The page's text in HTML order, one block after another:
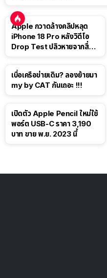
Apple กวาดล้างคลิปหลุด
iPhone 18 Pro หลังวิดีโอ
Drop Test ปลิวหายจากสื่อ
เบื่อเครือข่ายเดิม? ลองย้ายมา
my by CAT กันเถอะ !!!
เปิดตัว Apple Pencil ใหม่ใช้
พอร์ต USB-C ราคา 3,190
บาท ขาย พ.ย. 2023 นี้